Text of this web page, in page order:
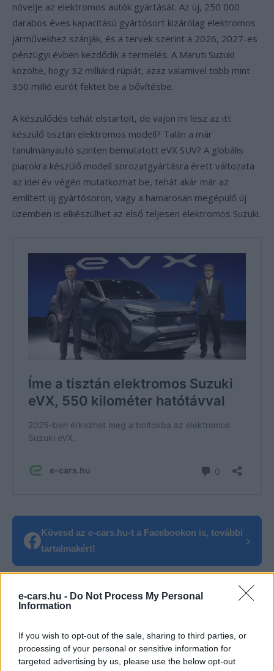
e-cars.hu - Do Not Process My Personal
Information
If you wish to opt-out of the sale, sharing to third parties, or
processing of your personal or sensitive information for
targeted advertising by us, please use the below opt-out
növelje az elektromos autók gyártását. Az új, 250 000
darabos éves kapacitású gyártósort kizárólag elektromos
járművekhez szánják, és a tervek szerint a 2026, 2027-es
pénzügyi évben kezdődik a termelés. A Maruti Suzuki
közölte, hogy 32 milliárd rúpiát, azaz valamivel több mint
350 millió eurót fektet be a bővítésbe.
A készülődés tehát elstartolt, de vajon mi lesz az itt
készülő tisztán elektromos modell? Talán a már
tanulmányautó szinten bemutatott eVX SUV? A globális
piacokra készülő modell sorozatgyártásra érett változata
az idei év végén mutatkozhat be, tehát akár már az
említett új gyártósoron, vagy a hamarosan megépülő új
üzemben is elkészülhet az első teljesen elektromos Suzuki.
Kövesd az e-cars.hu-t a Facebookon is, további
tartalmakért!
›
CÍMKÉK e-mobilitás Elektromobilitás
Elektromos autó
Gyártás
India